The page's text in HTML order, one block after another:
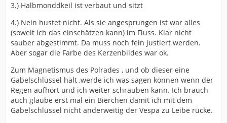
3.) Halbmonddkeil ist verbaut und sitzt
4.) Nein hustet nicht. Als sie angesprungen ist war alles
(soweit ich das einschätzen kann) im Fluss. Klar nicht
sauber abgestimmt. Da muss noch fein justiert werden.
Aber sogar die Farbe des Kerzenbildes war ok.
Zum Magnetismus des Polrades , und ob dieser eine
Gabelschlüssel hält ,werde ich was sagen können wenn der
Regen aufhört und ich weiter schrauben kann. Ich brauch
auch glaube erst mal ein Bierchen damit ich mit dem
Gabelschlüssel nicht anderweitig der Vespa zu Leibe rücke.